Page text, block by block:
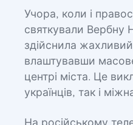
Учора, коли і
святкували Вербну
здійснила
влаштувавши
центрі міста. Це
українців, так і